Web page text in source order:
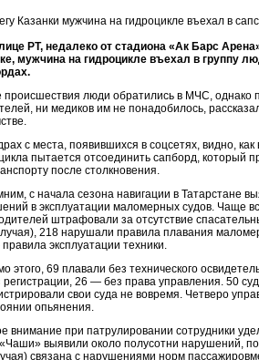
Казанки мужчина на гидроцикле въехал в
РТ, недалеко от стадиона «Ак Барс
мужчина на гидроцикле въехал в группу
происшествия люди обратились в МЧС, однако
ни медиков им не понадобилось,
с места, появившихся в соцсетях, видно, как
пытается отсоединить сапборд, который
после столкновения.
с начала сезона навигации в Татарстане
в эксплуатации маломерных судов. Чаще
штрафовали за отсутствие
218 нарушали правила плавания
эксплуатации техники.
этого, 69 плавали без технического
26 — без права управления. 50
свои суда не вовремя. Четверо
опьянения.
внимание при патрулировании сотрудники
«Чаши» выявили около полусотни нарушений,
связана с нарушениями норм